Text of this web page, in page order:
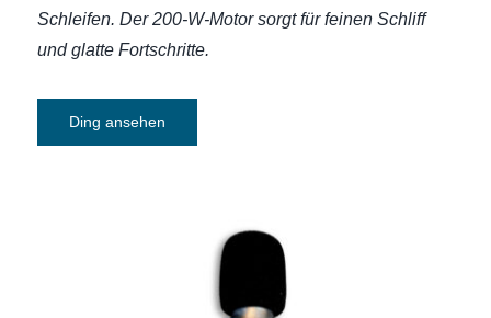
Schleifen. Der 200-W-Motor sorgt für feinen Schliff
und glatte Fortschritte.
Ding ansehen